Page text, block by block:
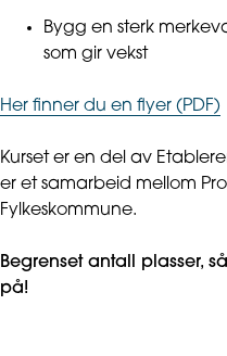
Bygg en sterk
som gir vekst
Her finner du en flyer (PDF)
Kurset er en del av
er et samarbeid mellom
Fylkeskommune.
Begrenset antall plasser,
på!